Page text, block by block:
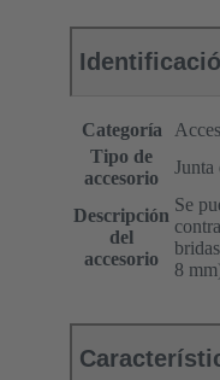
Categoría
Tipo de
accesorio
Junta
Descripción
del
accesorio
Se
8